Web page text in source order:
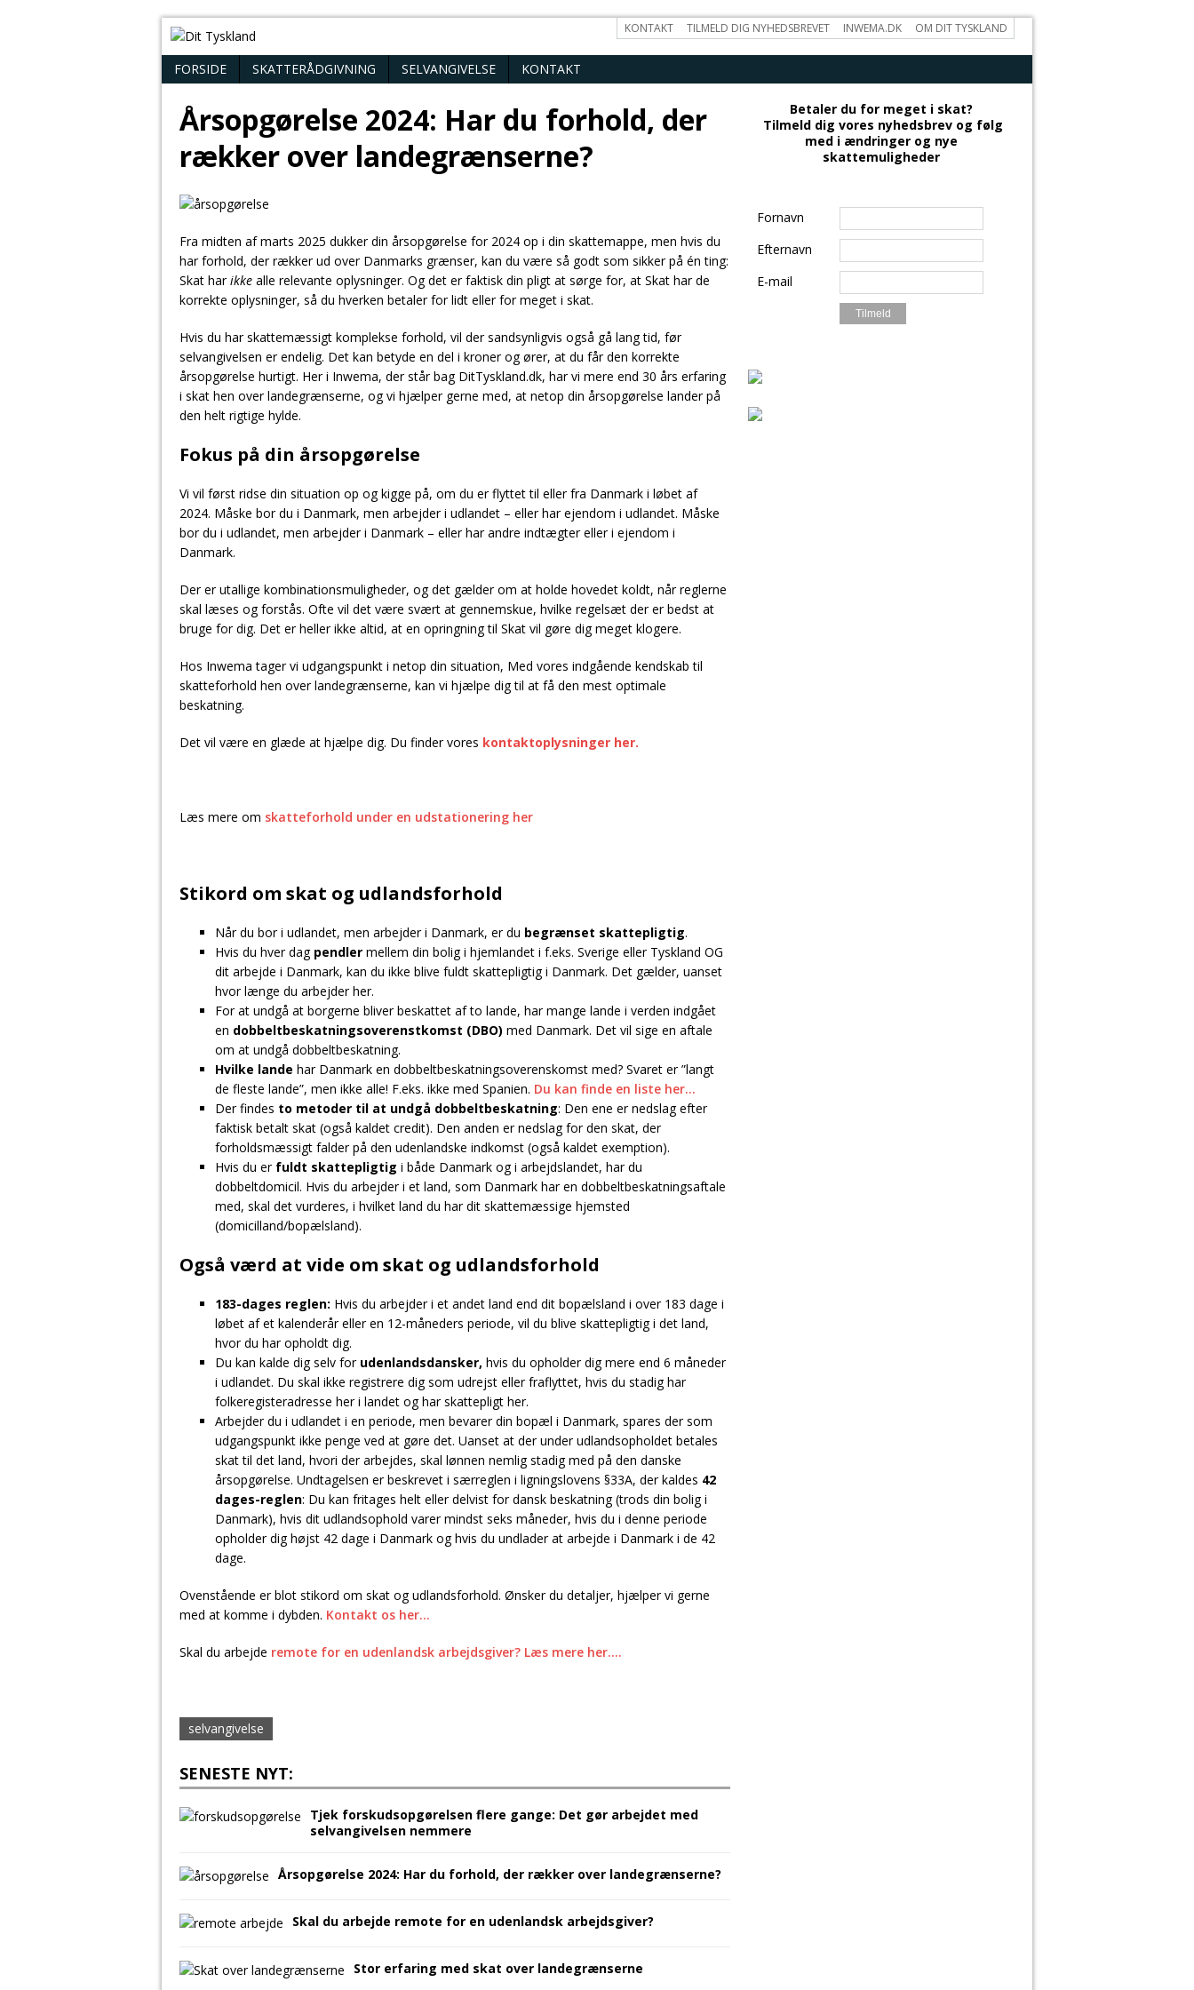
KONTAKT TILMELD DIG NYHEDSBREVET INWEMA.DK OM DIT TYSKLAND
FORSIDE SKATTERÅDGIVNING SELVANGIVELSE KONTAKT
Årsopgørelse 2024: Har du forhold, der
rækker over landegrænserne?
Fra midten af marts 2025 dukker din årsopgørelse for 2024 op i din skattemappe, men hvis du
har forhold, der rækker ud over Danmarks grænser, kan du være så godt som sikker på én ting:
Skat harikke alle relevante oplysninger. Og det er faktisk din pligt at sørge for, at Skat har de
korrekte oplysninger, så du hverken betaler for lidt eller for meget i skat.
Hvis du har skattemæssigt komplekse forhold, vil der sandsynligvis også gå lang tid, før
selvangivelsen er endelig. Det kan betyde en del i kroner og ører, at du får den korrekte
årsopgørelse hurtigt. Her i Inwema, der står bag DitTyskland.dk, har vi mere end 30 års erfaring
i skat hen over landegrænserne, og vi hjælper gerne med, at netop din årsopgørelse lander på
den helt rigtige hylde.
Fokus på din årsopgørelse
Vi vil først ridse din situation op og kigge på, om du er flyttet til eller fra Danmark i løbet af
2024. Måske bor du i Danmark, men arbejder i udlandet – eller har ejendom i udlandet. Måske
bor du i udlandet, men arbejder i Danmark – eller har andre indtægter eller i ejendom i
Danmark.
Der er utallige kombinationsmuligheder, og det gælder om at holde hovedet koldt, når reglerne
skal læses og forstås. Ofte vil det være svært at gennemskue, hvilke regelsæt der er bedst at
bruge for dig. Det er heller ikke altid, at en opringning til Skat vil gøre dig meget klogere.
Hos Inwema tager vi udgangspunkt i netop din situation, Med vores indgående kendskab til
skatteforhold hen over landegrænserne, kan vi hjælpe dig til at få den mest optimale
beskatning.
Det vil være en glæde at hjælpe dig. Du finder vores kontaktoplysninger her.
Læs mere om skatteforhold under en udstationering her
Stikord om skat og udlandsforhold
Når du bor i udlandet, men arbejder i Danmark, er du begrænset skattepligtig.
Hvis du hver dag pendler mellem din bolig i hjemlandet i f.eks. Sverige eller Tyskland OG
dit arbejde i Danmark, kan du ikke blive fuldt skattepligtig i Danmark. Det gælder, uanset
hvor længe du arbejder her.
For at undgå at borgerne bliver beskattet af to lande, har mange lande i verden indgået
en dobbeltbeskatningsoverenstkomst (DBO) med Danmark. Det vil sige en aftale
om at undgå dobbeltbeskatning.
Hvilke lande har Danmark en dobbeltbeskatningsoverenskomst med? Svaret er ”langt
de fleste lande”, men ikke alle! F.eks. ikke med Spanien. Du kan finde en liste her…
Der findes to metoder til at undgå dobbeltbeskatning: Den ene er nedslag efter
faktisk betalt skat (også kaldet credit). Den anden er nedslag for den skat, der
forholdsmæssigt falder på den udenlandske indkomst (også kaldet exemption).
Hvis du er fuldt skattepligtig i både Danmark og i arbejdslandet, har du
dobbeltdomicil. Hvis du arbejder i et land, som Danmark har en dobbeltbeskatningsaftale
med, skal det vurderes, i hvilket land du har dit skattemæssige hjemsted
(domicilland/bopælsland).
Også værd at vide om skat og udlandsforhold
183-dages reglen: Hvis du arbejder i et andet land end dit bopælsland i over 183 dage i
løbet af et kalenderår eller en 12-måneders periode, vil du blive skattepligtig i det land,
hvor du har opholdt dig.
Du kan kalde dig selv for udenlandsdansker, hvis du opholder dig mere end 6 måneder
i udlandet. Du skal ikke registrere dig som udrejst eller fraflyttet, hvis du stadig har
folkeregisteradresse her i landet og har skattepligt her.
Arbejder du i udlandet i en periode, men bevarer din bopæl i Danmark, spares der som
udgangspunkt ikke penge ved at gøre det. Uanset at der under udlandsopholdet betales
skat til det land, hvori der arbejdes, skal lønnen nemlig stadig med på den danske
årsopgørelse. Undtagelsen er beskrevet i særreglen i ligningslovens §33A, der kaldes 42
dages-reglen: Du kan fritages helt eller delvist for dansk beskatning (trods din bolig i
Danmark), hvis dit udlandsophold varer mindst seks måneder, hvis du i denne periode
opholder dig højst 42 dage i Danmark og hvis du undlader at arbejde i Danmark i de 42
dage.
Ovenstående er blot stikord om skat og udlandsforhold. Ønsker du detaljer, hjælper vi gerne
med at komme i dybden. Kontakt os her…
Skal du arbejde remote for en udenlandsk arbejdsgiver? Læs mere her….
selvangivelse
SENESTE NYT:
Tjek forskudsopgørelsen flere gange: Det gør arbejdet med
selvangivelsen nemmere
Årsopgørelse 2024: Har du forhold, der rækker over landegrænserne?
Skal du arbejde remote for en udenlandsk arbejdsgiver?
Stor erfaring med skat over landegrænserne
Betaler du for meget i skat?
Tilmeld dig vores nyhedsbrev og følg
med i ændringer og nye
skattemuligheder
Fornavn
Efternavn
E-mail